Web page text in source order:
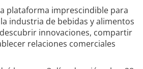
plataforma imprescindible para
industria de bebidas y alimentos
innovaciones, compartir
relaciones comerciales